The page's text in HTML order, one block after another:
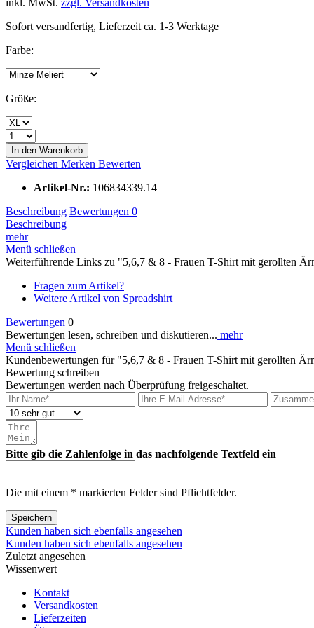
Sofort versandfertig, Lieferzeit ca. 1-3 Werktage
Farbe:
Größe:
In den Warenkorb
Vergleichen Merken Bewerten
Artikel-Nr.: 106834339.14
Beschreibung Bewertungen 0
Beschreibung
mehr
Menü schließen
Weiterführende Links zu "5,6,7 & 8 - Frauen T-Shirt mit gerollten
Fragen zum Artikel?
Weitere Artikel von Spreadshirt
Bewertungen 0
Bewertungen lesen, schreiben und diskutieren... mehr
Menü schließen
Kundenbewertungen für "5,6,7 & 8 - Frauen T-Shirt mit gerollten
Bewertung schreiben
Bewertungen werden nach Überprüfung freigeschaltet.
Bitte gib die Zahlenfolge in das nachfolgende Textfeld ein
Die mit einem * markierten Felder sind Pflichtfelder.
Speichern
Kunden haben sich ebenfalls angesehen
Kunden haben sich ebenfalls angesehen
Zuletzt angesehen
Wissenwert
Kontakt
Versandkosten
Lieferzeiten